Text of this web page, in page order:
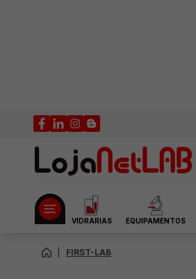
VIDRARIAS EQUIPAMENTOS
FIRST-LAB